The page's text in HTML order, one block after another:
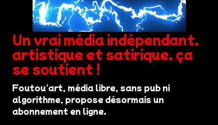
Un vrai média indépendant,
artistique et satirique, ça
se soutient !
Foutou'art, média libre, sans pub ni
algorithme, propose désormais un
abonnement en ligne.